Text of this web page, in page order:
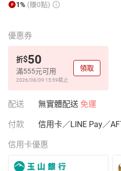
1% (賺0點)
優惠券
折$50
滿555元可用
2026/08/09 15:59截止
領取
配送 無實體配送 免運
付款 信用卡／LINE Pay／
信用卡優惠